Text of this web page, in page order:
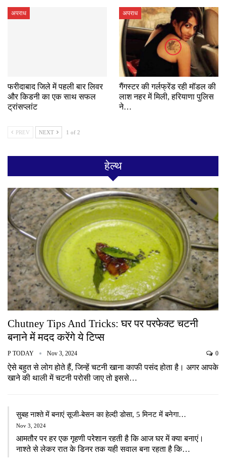
अपराध
फरीदाबाद जिले में पहली बार लिवर
और किडनी का एक साथ सफल
ट्रांसप्लांट
अपराध
गैंगस्टर की गर्लफ्रेंड रही मॉडल की
लाश नहर में मिली, हरियाणा पुलिस
ने…
PREV NEXT 1 of 2
हेल्थ
Chutney Tips And Tricks: घर पर परफेक्ट चटनी
बनाने में मदद करेंगे ये टिप्स
P TODAY Nov 3, 2024 0
ऐसे बहुत से लोग होते हैं, जिन्हें चटनी खाना काफी पसंद होता है। अगर आपके
खाने की थाली में चटनी परोसी जाए तो इससे…
सुबह नाश्ते में बनाएं सूजी-बेसन का हेल्दी डोसा, 5 मिनट में बनेगा…
Nov 3, 2024
आमतौर पर हर एक गृहणी परेशान रहती है कि आज घर में क्या बनाएं।
नाश्ते से लेकर रात के डिनर तक यही सवाल बना रहता है कि…